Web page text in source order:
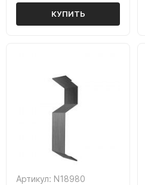
КУПИТЬ
Артикул: N18980